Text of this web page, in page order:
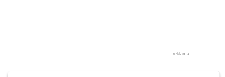
reklama